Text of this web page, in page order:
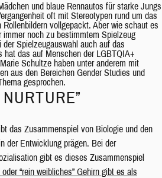
und blaue Rennautos für starke Jungs
oft mit Stereotypen rund um das
vollgepackt. Aber wie schaut es
immer noch zu bestimmtem Spielzeug
Spielzeugauswahl auch auf das
hat das auf Menschen der LGBTQIA+
Schultze haben unter anderem mit
aus den Bereichen Gender Studies und
gesprochen.
das Zusammenspiel von Biologie und den
der Entwicklung prägen. Bei der
gibt es dieses Zusammenspiel
oder “rein weibliches” Gehirn gibt es als